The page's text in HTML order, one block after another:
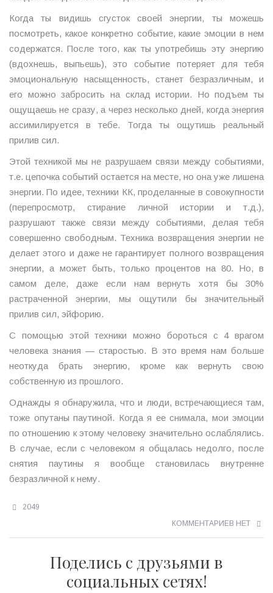
Когда ты видишь сгусток своей энергии, ты можешь
посмотреть, какое конкретно событие, какие эмоции в нем
содержатся. После того, как ты употребишь эту энергию
(вдохнешь, выпьешь), это событие потеряет для тебя
эмоциональную насыщенность, станет безразличным, и
его можно забросить на склад истории. Но подъем ты
ощущаешь не сразу, а через несколько дней, когда энергия
ассимилируется в тебе. Тогда ты ощутишь реальный
прилив сил.
Этой техникой мы не разрушаем связи между событиями,
т.е. цепочка событий остается на месте, но она уже лишена
энергии. По идее, техники КК, проделанные в совокупности
(перепросмотр, стирание личной истории и т.д.),
разрушают также связи между событиями, делая тебя
совершенно свободным. Техника возвращения энергии не
делает этого и даже не гарантирует полного возвращения
энергии, а может быть, только процентов на 80. Но, в
самом деле, даже если нам вернуть хотя бы 30%
растраченной энергии, мы ощутили бы значительный
прилив сил, эйфорию.
С помощью этой техники можно бороться с 4 врагом
человека знания — старостью. В это время нам больше
неоткуда брать энергию, кроме как вернуть свою
собственную из прошлого.
Однажды я обнаружила, что и люди, встречающиеся там,
тоже опутаны паутиной. Когда я ее снимала, мои эмоции
по отношению к этому человеку значительно ослаблялись.
В случае, если с человеком я общалась недолго, после
снятия паутины я вообще становилась внутренне
безразличной к нему.
2049
КОММЕНТАРИЕВ НЕТ
Поделись с друзьями в
социальных сетях!